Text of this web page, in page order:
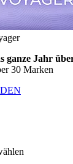
ganze Jahr
30 Marken